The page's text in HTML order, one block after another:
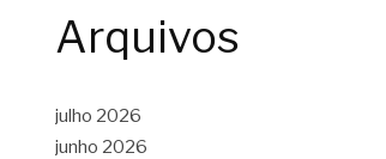
Arquivos
julho 2026
junho 2026